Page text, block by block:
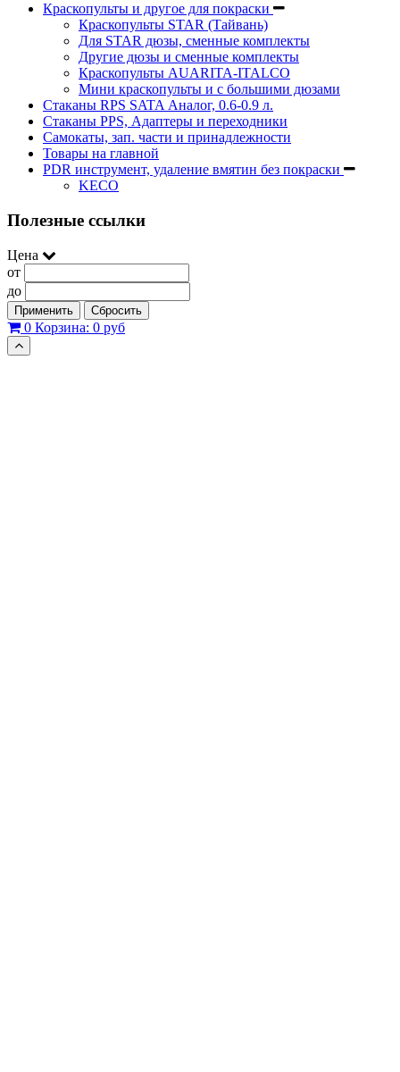
Краскопульты и другое для покраски
Краскопульты STAR (Тайвань)
Для STAR дюзы, сменные комплекты
Другие дюзы и сменные комплекты
Краскопульты AUARITA-ITALCO
Мини краскопульты и с большими дюзами
Стаканы RPS SATA Аналог, 0.6-0.9 л.
Стаканы PPS, Адаптеры и переходники
Самокаты, зап. части и принадлежности
Товары на главной
PDR инструмент, удаление вмятин без покраски
KECO
Полезные ссылки
Цена
от
до
Применить Сбросить
0 Корзина: 0 руб